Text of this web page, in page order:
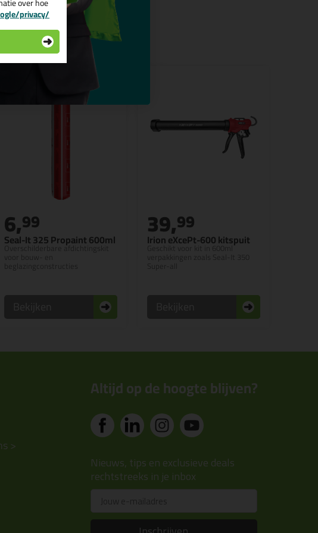
Seal-It 325 Propaint 600ml
Overschilderbare afdichtingskit
6,99
Irion eXcePt-600 kitspuit
Geschikt voor kit in 600ml
39,99
>
Altijd op de hoogte blijven?
Nieuws, tips en exclusieve deals
rechtstreeks in je inbox
privacy/